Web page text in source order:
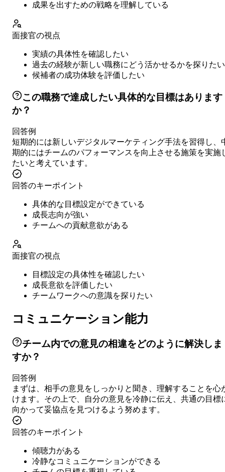
成果を出すための戦略を理解している
面接官の視点
実績の具体性を確認したい
過去の経験が新しい職務にどう活かせるかを探りたい
候補者の成功体験を評価したい
この職務で達成したい具体的な目標はあります
か？
回答例
短期的には新しいデジタルマーケティング手法を習得し、
期的にはチームのパフォーマンスを向上させる施策を実施
たいと考えています。
回答のキーポイント
具体的な目標設定ができている
成長志向が強い
チームへの貢献意欲がある
面接官の視点
目標設定の具体性を確認したい
成長意欲を評価したい
チームワークへの意識を探りたい
コミュニケーション能力
チーム内での意見の相違をどのように解決しま
すか？
回答例
まずは、相手の意見をしっかりと聞き、理解することを心
けます。その上で、自分の意見を冷静に伝え、共通の目標
向かって妥協点を見つけるよう努めます。
回答のキーポイント
傾聴力がある
冷静なコミュニケーションができる